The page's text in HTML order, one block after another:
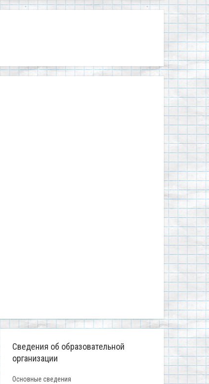
Сведения об образовательной
организации
Основные сведения